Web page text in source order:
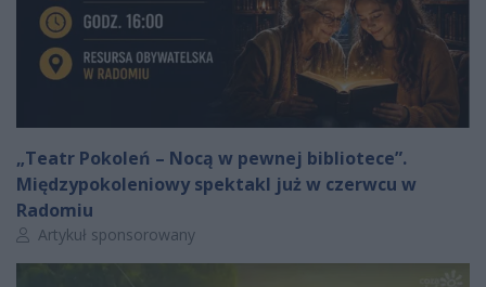
„Teatr Pokoleń – Nocą w pewnej bibliotece”.
Międzypokoleniowy spektakl już w czerwcu w
Radomiu
Autor artykułu:
Artykuł sponsorowany